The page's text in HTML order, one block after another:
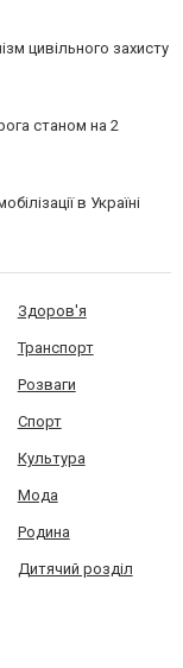
цивільного захисту
станом на 2
в Україні
Здоров'я
Транспорт
Розваги
Спорт
Культура
Мода
Родина
Дитячий розділ